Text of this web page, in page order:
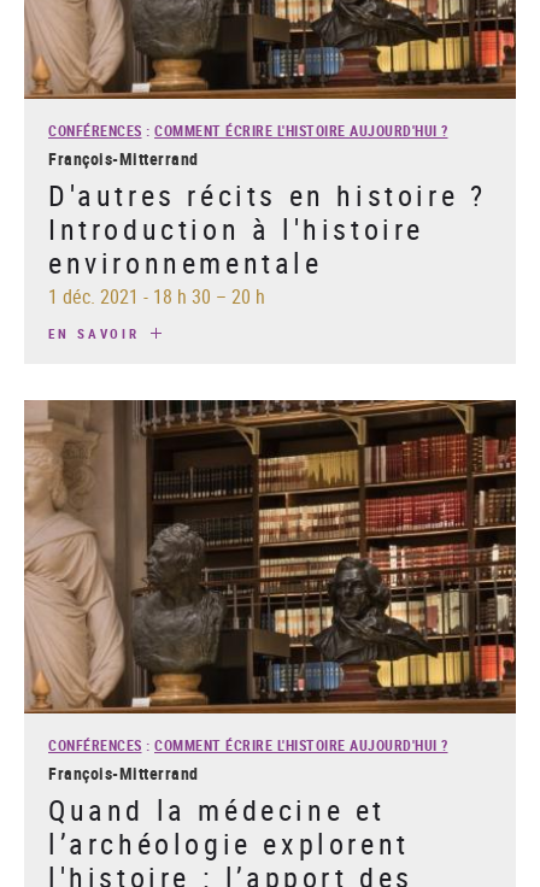
CONFÉRENCES : COMMENT ÉCRIRE L'HISTOIRE AUJOURD'HUI ?
François-Mitterrand
D'autres récits en histoire ?
Introduction à l'histoire
environnementale
1 déc. 2021 - 18 h 30 – 20 h
EN SAVOIR
CONFÉRENCES : COMMENT ÉCRIRE L'HISTOIRE AUJOURD'HUI ?
François-Mitterrand
Quand la médecine et
l’archéologie explorent
l'histoire : l’apport des